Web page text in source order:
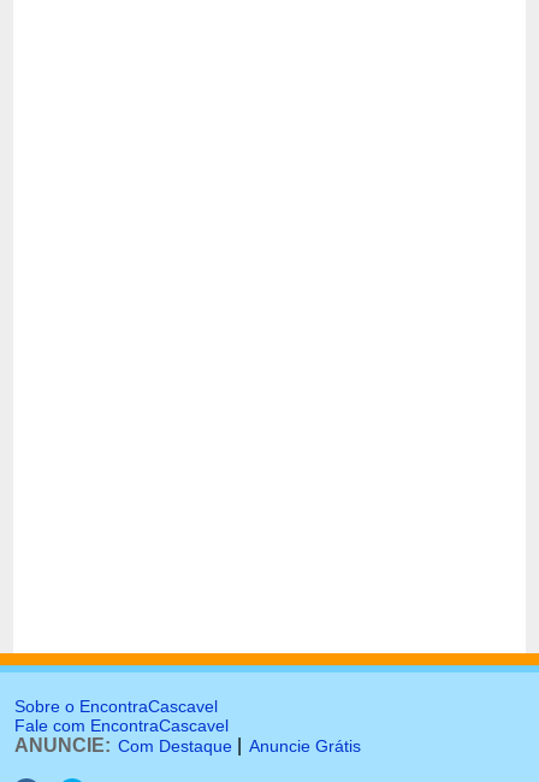
Sobre o EncontraCascavel
Fale com EncontraCascavel
ANUNCIE: Com Destaque Anuncie Grátis